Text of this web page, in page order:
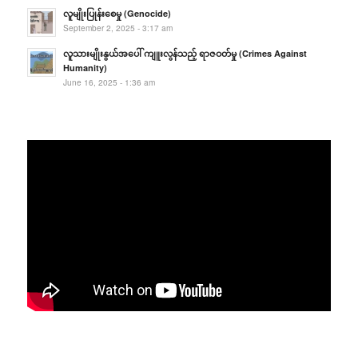
လူမျိုးပြုန်းစေမှု (Genocide)
September 2, 2025 - 3:17 am
လူသားမျိုးနွယ်အပေါ် ကျူးလွန်သည့် ရာဇဝတ်မှု (Crimes Against
Humanity)
June 16, 2025 - 1:36 am